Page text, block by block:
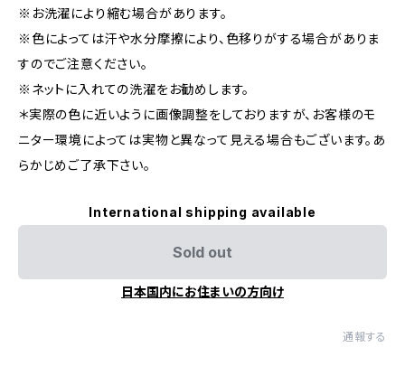
※お洗濯により縮む場合があります。
※色によっては汗や水分摩擦により、色移りがする場合がありま
すのでご注意ください。
※ネットに入れての洗濯をお勧めします。
＊実際の色に近いように画像調整をしておりますが、お客様のモ
ニター環境によっては実物と異なって見える場合もございます。あ
らかじめご了承下さい。
International shipping available
Sold out
日本国内にお住まいの方向け
通報する